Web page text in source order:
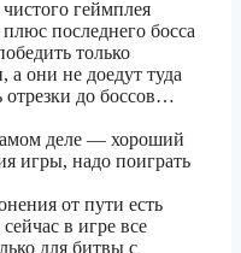
геймплея
последнего босса
только
они не доедут туда
отрезки до боссов…
деле — хороший
игры, надо поиграть
от пути есть
в игре все
для битвы с